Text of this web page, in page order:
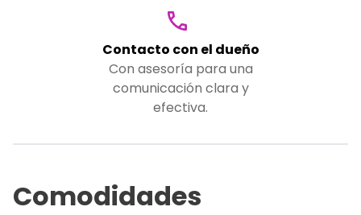
Contacto con el dueño
Con asesoría para una
comunicación clara y
efectiva.
Comodidades